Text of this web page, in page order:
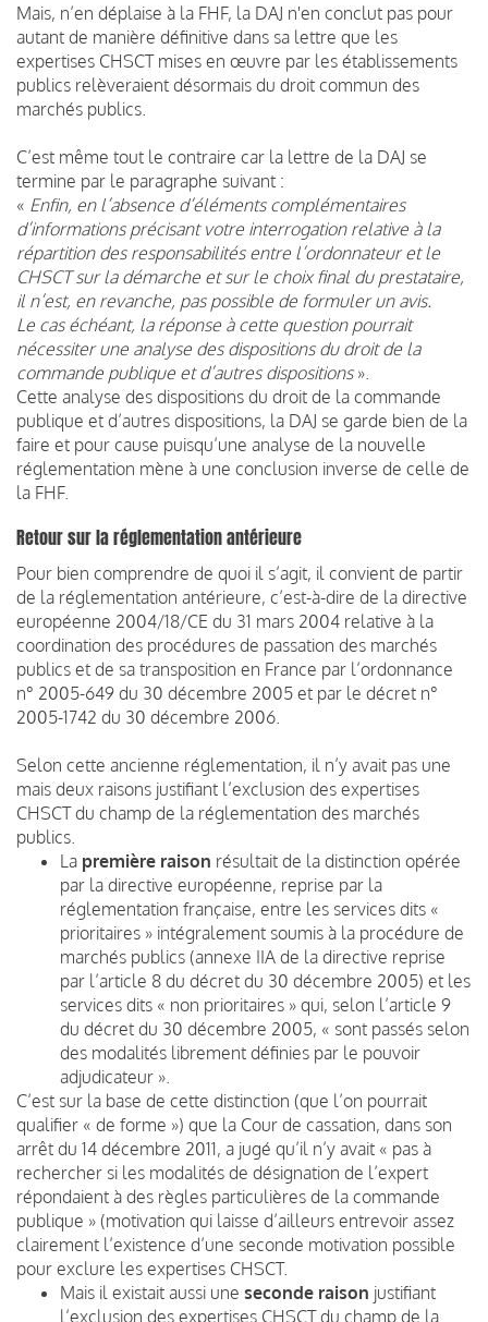
Mais, n’en déplaise à la FHF, la DAJ n'en conclut pas pour
autant de manière définitive dans sa lettre que les
expertises CHSCT mises en œuvre par les établissements
publics relèveraient désormais du droit commun des
marchés publics.
C’est même tout le contraire car la lettre de la DAJ se
termine par le paragraphe suivant :
« Enfin, en l’absence d’éléments complémentaires
d’informations précisant votre interrogation relative à la
répartition des responsabilités entre l’ordonnateur et le
CHSCT sur la démarche et sur le choix final du prestataire,
il n’est, en revanche, pas possible de formuler un avis.
Le cas échéant, la réponse à cette question pourrait
nécessiter une analyse des dispositions du droit de la
commande publique et d’autres dispositions».
Cette analyse des dispositions du droit de la commande
publique et d’autres dispositions, la DAJ se garde bien de la
faire et pour cause puisqu’une analyse de la nouvelle
réglementation mène à une conclusion inverse de celle de
la FHF.
Retour sur la réglementation antérieure
Pour bien comprendre de quoi il s’agit, il convient de partir
de la réglementation antérieure, c’est-à-dire de la directive
européenne 2004/18/CE du 31 mars 2004 relative à la
coordination des procédures de passation des marchés
publics et de sa transposition en France par l’ordonnance
n° 2005-649 du 30 décembre 2005 et par le décret n°
2005-1742 du 30 décembre 2006.
Selon cette ancienne réglementation, il n’y avait pas une
mais deux raisons justifiant l’exclusion des expertises
CHSCT du champ de la réglementation des marchés
publics.
La première raison résultait de la distinction opérée
par la directive européenne, reprise par la
réglementation française, entre les services dits «
prioritaires » intégralement soumis à la procédure de
marchés publics (annexe IIA de la directive reprise
par l’article 8 du décret du 30 décembre 2005) et les
services dits « non prioritaires » qui, selon l’article 9
du décret du 30 décembre 2005, « sont passés selon
des modalités librement définies par le pouvoir
adjudicateur ».
C’est sur la base de cette distinction (que l’on pourrait
qualifier « de forme ») que la Cour de cassation, dans son
arrêt du 14 décembre 2011, a jugé qu’il n’y avait « pas à
rechercher si les modalités de désignation de l’expert
répondaient à des règles particulières de la commande
publique » (motivation qui laisse d’ailleurs entrevoir assez
clairement l’existence d’une seconde motivation possible
pour exclure les expertises CHSCT.
Mais il existait aussi une seconde raison justifiant
l’exclusion des expertises CHSCT du champ de la